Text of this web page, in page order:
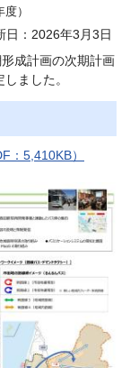
）
日：2026年3月3日
成計画の次期計画
ました。
：5,410KB）